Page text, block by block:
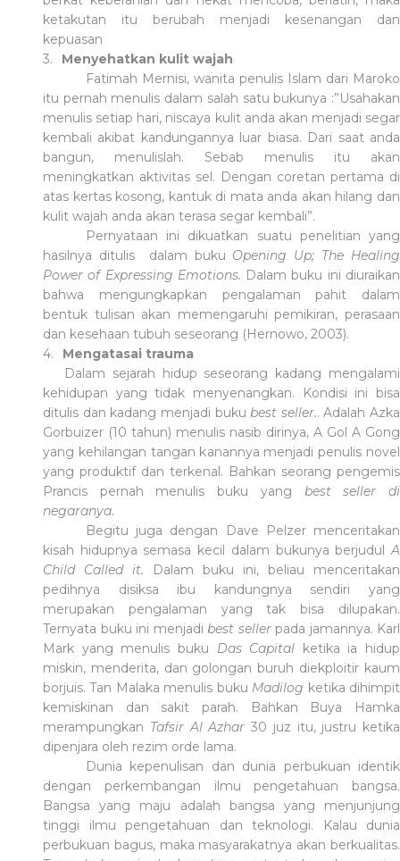
ketakutan itu berubah menjadi kesenangan dan
kepuasan
3.
Menyehatkan kulit wajah
Fatimah Mernisi, wanita penulis Islam dari Maroko
itu pernah menulis dalam salah satu bukunya :”Usahakan
menulis setiap hari, niscaya kulit anda akan menjadi segar
kembali akibat kandungannya luar biasa. Dari saat anda
bangun, menulislah. Sebab menulis itu akan
meningkatkan aktivitas sel. Dengan coretan pertama di
atas kertas kosong, kantuk di mata anda akan hilang dan
kulit wajah anda akan terasa segar kembali”.
Pernyataan ini dikuatkan suatu penelitian yang
hasilnya ditulis dalam buku Opening Up; The Healing
Power of Expressing Emotions. Dalam buku ini diuraikan
bahwa mengungkapkan pengalaman pahit dalam
bentuk tulisan akan memengaruhi pemikiran, perasaan
dan kesehaan tubuh seseorang (Hernowo, 2003).
4.
Mengatasai trauma
Dalam sejarah hidup seseorang kadang mengalami
kehidupan yang tidak menyenangkan. Kondisi ini bisa
ditulis dan kadang menjadi buku best seller..Adalah Azka
Gorbuizer (10 tahun) menulis nasib dirinya, A Gol A Gong
yang kehilangan tangan kanannya menjadi penulis novel
yang produktif dan terkenal. Bahkan seorang pengemis
Prancis pernah menulis buku yang best seller di
negaranya.
Begitu juga dengan Dave Pelzer menceritakan
kisah hidupnya semasa kecil dalam bukunya berjudulA
Child Called it.
Dalam buku ini, beliau menceritakan
pedihnya disiksa ibu kandungnya sendiri yang
merupakan pengalaman yang tak bisa dilupakan.
Ternyata buku ini menjadi best seller pada jamannya. Karl
Mark yang menulis buku Das Capital ketika ia hidup
miskin, menderita, dan golongan buruh diekploitir kaum
borjuis. Tan Malaka menulis buku Madilog ketika dihimpit
kemiskinan dan sakit parah. Bahkan Buya Hamka
merampungkan Tafsir Al Azhar 30 juz itu, justru ketika
dipenjara oleh rezim orde lama.
Dunia kepenulisan dan dunia perbukuan identik
dengan perkembangan ilmu pengetahuan bangsa.
Bangsa yang maju adalah bangsa yang menjunjung
tinggi ilmu pengetahuan dan teknologi. Kalau dunia
perbukuan bagus, maka masyarakatnya akan berkualitas.